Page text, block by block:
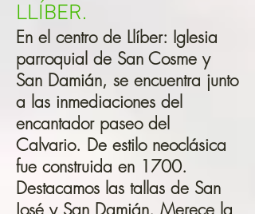
LLÍBER.
En el centro de Llíber: Iglesia
parroquial de San Cosme y
San Damián, se encuentra junto
a las inmediaciones del
encantador paseo del
Calvario. De estilo neoclásica
fue construida en 1700.
Destacamos las tallas de San
José y San Damián. Merece la